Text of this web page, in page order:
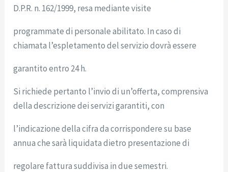
D.P.R. n. 162/1999, resa mediante visite
programmate di personale abilitato. In caso di
chiamata l’espletamento del servizio dovrà essere
garantito entro 24 h.
Si richiede pertanto l’invio di un’offerta, comprensiva
della descrizione dei servizi garantiti, con
l’indicazione della cifra da corrispondere su base
annua che sarà liquidata dietro presentazione di
regolare fattura suddivisa in due semestri.